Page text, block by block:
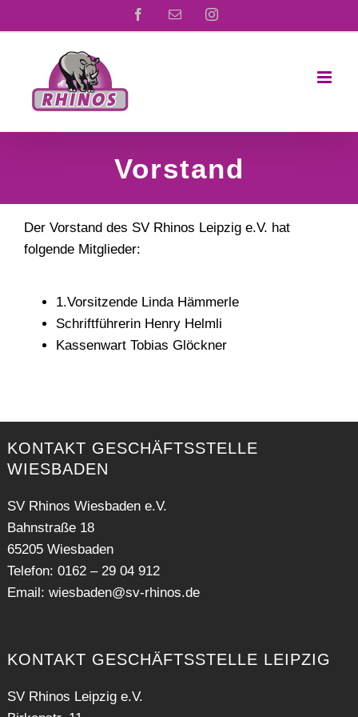
Inhalt
Facebook
E-
Instagram
Vorstand
Der Vorstand des SV Rhinos Leipzig e.V. hat
folgende Mitglieder:
1.Vorsitzende Linda Hämmerle
Schriftführerin Henry Helmli
Kassenwart Tobias Glöckner
KONTAKT GESCHÄFTSSTELLE
WIESBADEN
SV Rhinos Wiesbaden e.V.
Bahnstraße 18
65205 Wiesbaden
Telefon: 0162 – 29 04 912
Email: wiesbaden@sv-rhinos.de
KONTAKT GESCHÄFTSSTELLE LEIPZIG
SV Rhinos Leipzig e.V.